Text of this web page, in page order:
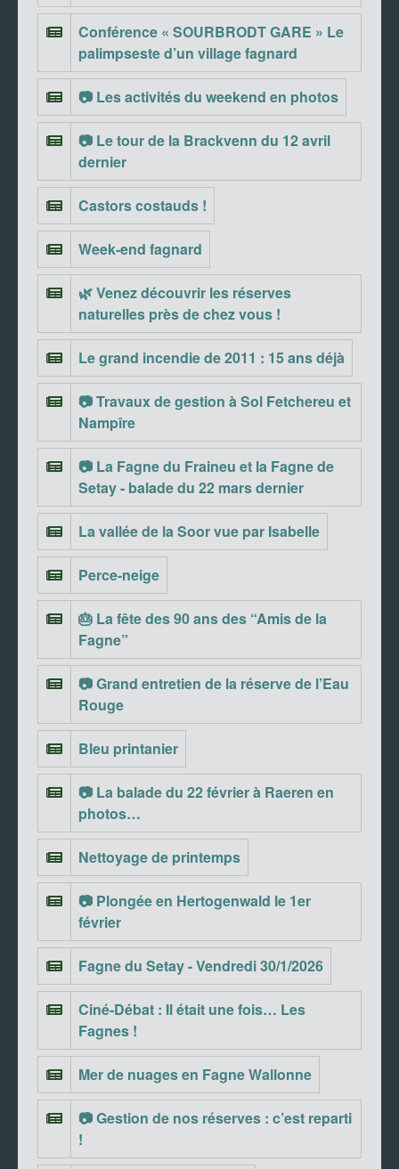
Conférence « SOURBRODT GARE » Le
palimpseste d’un village fagnard
📷 Les activités du weekend en photos
📷 Le tour de la Brackvenn du 12 avril
dernier
Castors costauds !
Week-end fagnard
🌿 Venez découvrir les réserves
naturelles près de chez vous !
Le grand incendie de 2011 : 15 ans déjà
📷 Travaux de gestion à Sol Fetchereu et
Nampîre
📷 La Fagne du Fraineu et la Fagne de
Setay - balade du 22 mars dernier
La vallée de la Soor vue par Isabelle
Perce-neige
🎂 La fête des 90 ans des “Amis de la
Fagne”
📷 Grand entretien de la réserve de l’Eau
Rouge
Bleu printanier
📷 La balade du 22 février à Raeren en
photos…
Nettoyage de printemps
📷 Plongée en Hertogenwald le 1er
février
Fagne du Setay - Vendredi 30/1/2026
Ciné-Débat : Il était une fois… Les
Fagnes !
Mer de nuages en Fagne Wallonne
📷 Gestion de nos réserves : c’est reparti
!